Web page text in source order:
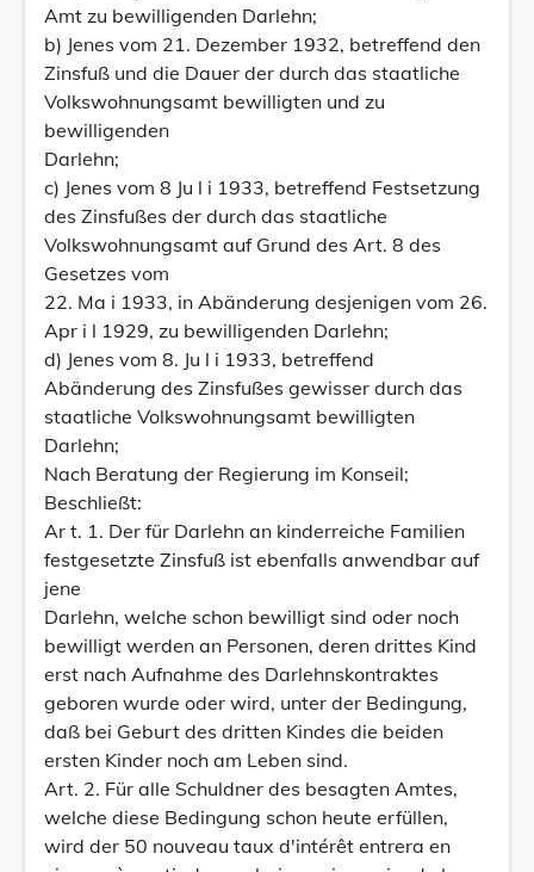
Amt zu bewilligenden Darlehn;
b) Jenes vom 21. Dezember 1932, betreffend den
Zinsfuß und die Dauer der durch das staatliche
Volkswohnungsamt bewilligten und zu
bewilligenden
Darlehn;
c) Jenes vom 8 Ju l i 1933, betreffend Festsetzung
des Zinsfußes der durch das staatliche
Volkswohnungsamt auf Grund des Art. 8 des
Gesetzes vom
22. Ma i 1933, in Abänderung desjenigen vom 26.
Apr i l 1929, zu bewilligenden Darlehn;
d) Jenes vom 8. Ju l i 1933, betreffend
Abänderung des Zinsfußes gewisser durch das
staatliche Volkswohnungsamt bewilligten
Darlehn;
Nach Beratung der Regierung im Konseil;
Beschließt:
Ar t. 1. Der für Darlehn an kinderreiche Familien
festgesetzte Zinsfuß ist ebenfalls anwendbar auf
jene
Darlehn, welche schon bewilligt sind oder noch
bewilligt werden an Personen, deren drittes Kind
erst nach Aufnahme des Darlehnskontraktes
geboren wurde oder wird, unter der Bedingung,
daß bei Geburt des dritten Kindes die beiden
ersten Kinder noch am Leben sind.
Art. 2. Für alle Schuldner des besagten Amtes,
welche diese Bedingung schon heute erfüllen,
wird der 50 nouveau taux d'intérêt entrera en